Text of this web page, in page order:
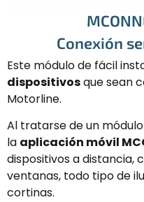
Conexión
Este módulo de fácil
dispositivosque sean
Motorline.
Al tratarse de un
la aplicación móvil
dispositivos a distancia,
ventanas, todo tipo de
cortinas.